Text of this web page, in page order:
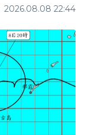
2026.08.08 22:44